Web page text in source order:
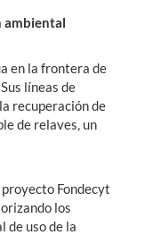
ambiental
en la frontera de
líneas de
recuperación de
de relaves, un
Fondecyt
los
de uso de la